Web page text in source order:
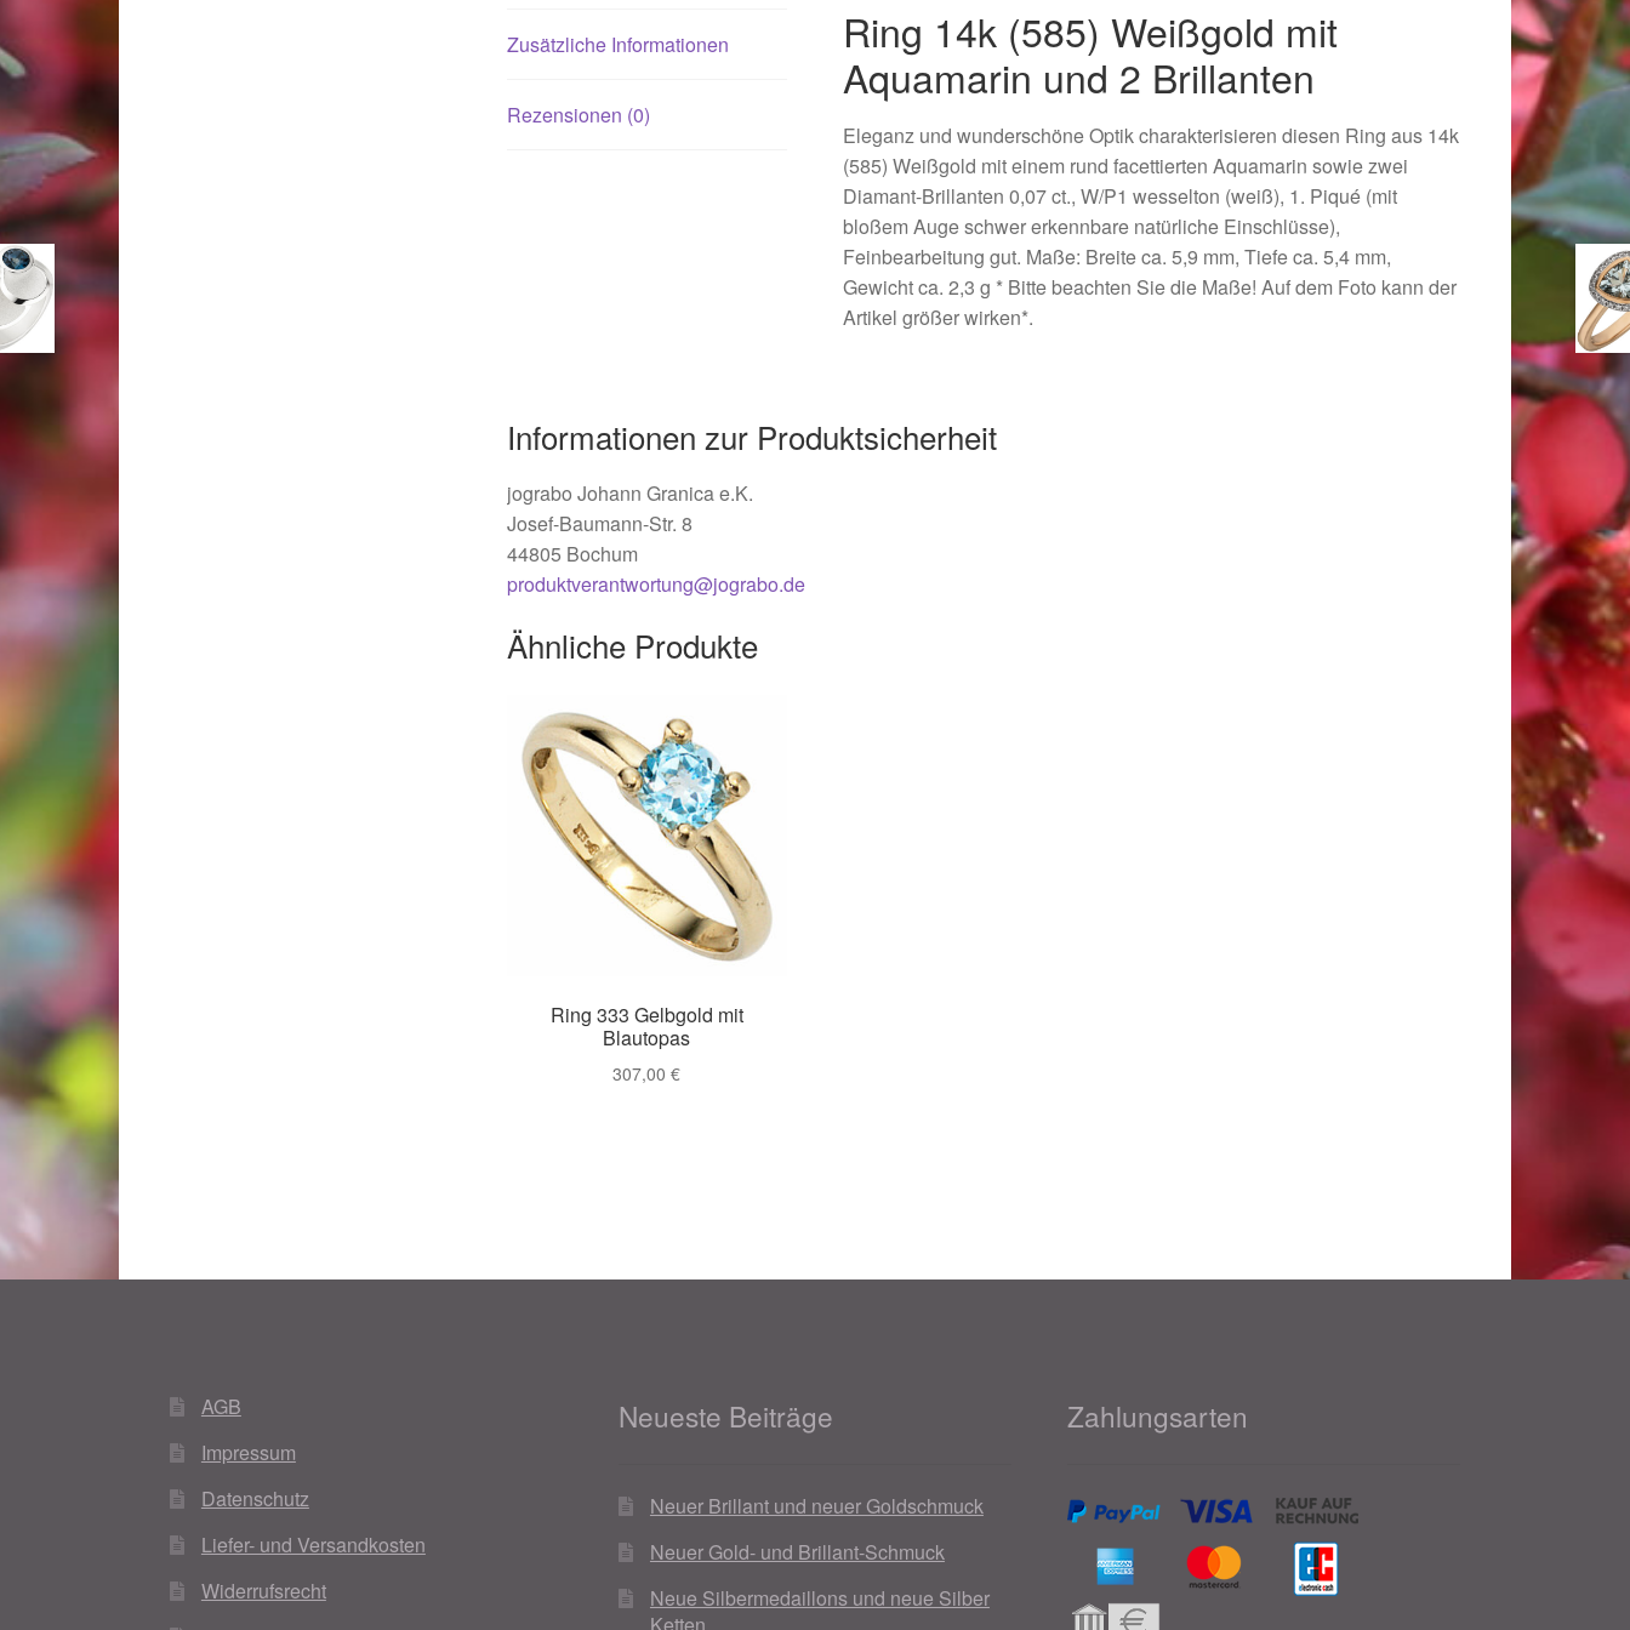
Zusätzliche Informationen
Rezensionen (0)
Ring 14k (585) Weißgold mit
Aquamarin und 2 Brillanten
Eleganz und wunderschöne Optik charakterisieren diesen Ring aus 14k
(585) Weißgold mit einem rund facettierten Aquamarin sowie zwei
Diamant-Brillanten 0,07 ct., W/P1 wesselton (weiß), 1. Piqué (mit
bloßem Auge schwer erkennbare natürliche Einschlüsse),
Feinbearbeitung gut. Maße: Breite ca. 5,9 mm, Tiefe ca. 5,4 mm,
Gewicht ca. 2,3 g * Bitte beachten Sie die Maße! Auf dem Foto kann der
Artikel größer wirken*.
Informationen zur Produktsicherheit
jograbo Johann Granica e.K.
Josef-Baumann-Str. 8
44805 Bochum
produktverantwortung@jograbo.de
Ähnliche Produkte
Ring 333 Gelbgold mit
Blautopas
307,00€
AGB
Impressum
Datenschutz
Liefer- und Versandkosten
Widerrufsrecht
Neueste Beiträge
Neuer Brillant und neuer Goldschmuck
Neuer Gold- und Brillant-Schmuck
Neue Silbermedaillons und neue Silber
Ketten
Zahlungsarten